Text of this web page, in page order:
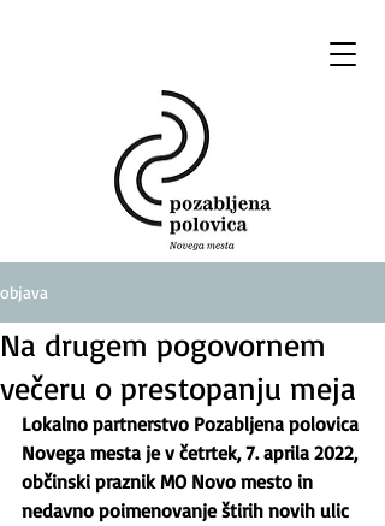
objava
Na drugem pogovornem
večeru o prestopanju meja
Lokalno partnerstvo Pozabljena polovica
Novega mesta je v četrtek, 7. aprila 2022,
občinski praznik MO Novo mesto in
nedavno poimenovanje štirih novih ulic